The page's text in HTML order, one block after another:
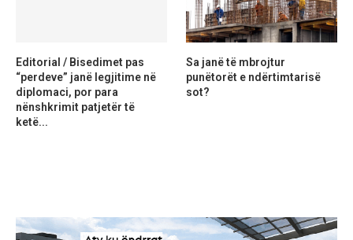
Editorial / Bisedimet pas
“perdeve” janë legjitime në
diplomaci, por para
nënshkrimit patjetër të
ketë...
Sa janë të mbrojtur
punëtorët e ndërtimtarisë
sot?